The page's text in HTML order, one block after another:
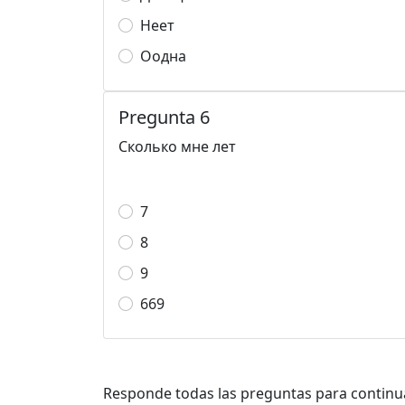
Неет
Оодна
Pregunta 6
Сколько мне лет
7
8
9
669
Responde todas las preguntas para